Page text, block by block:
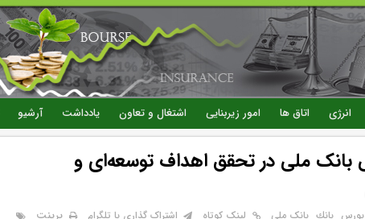
رفتن
به
محتوای
اصلی
انرژی اتاق ها امور زیربنایی اشتغال و تعاون یادداشت آرشیو
بانک ملی در تحقق اهداف توسعه‌ای و
بورس بانك بانک ملی لینک کوتاه اشتراک گذاری با تلگرام پرینت